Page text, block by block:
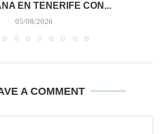
EN TENERIFE CON...
05/08/2026
A COMMENT